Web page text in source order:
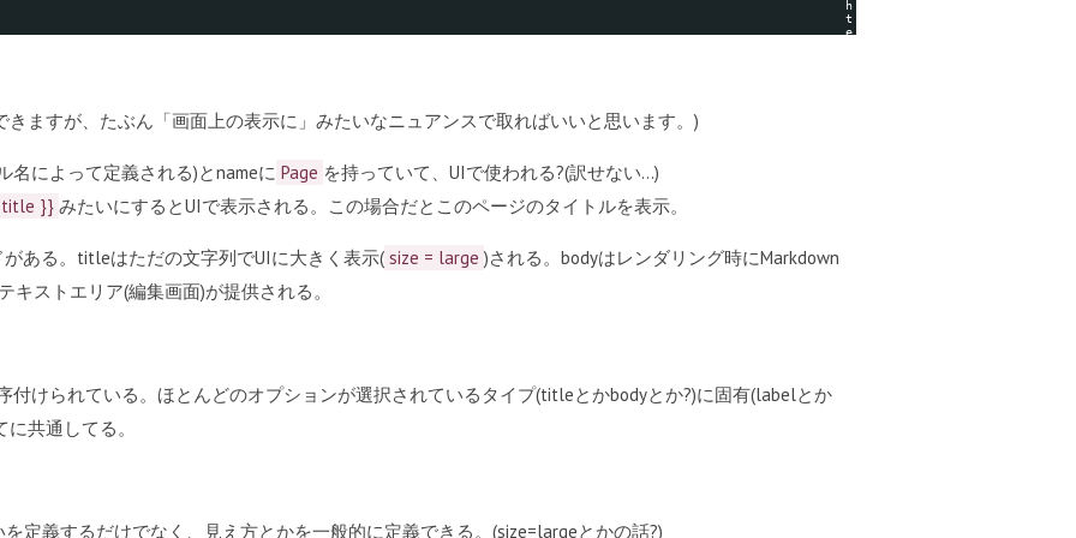
h
t
e
ますが、たぶん「画面上の表示に」みたいなニュアンスで取ればいいと思います。)
名によって定義される)とnameに Page を持っていて、UIで使われる?(訳せない…)
}} みたいにするとUIで表示される。この場合だとこのページのタイトルを表示。
ある。titleはただの文字列でUIに大きく表示( size = large )される。bodyはレンダリング時にMarkdown
ストエリア(編集画面)が提供される。
付けられている。ほとんどのオプションが選択されているタイプ(titleとかbodyとか?)に固有(labelとか
共通してる。
定義するだけでなく、見え方とかを一般的に定義できる。(size=largeとかの話?)